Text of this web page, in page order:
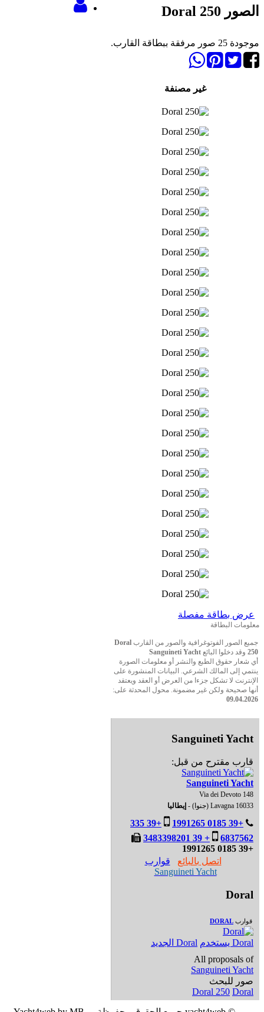
الصور Doral 250
موجودة 25 صور مرفقة ببطاقة القارب.
غير مصنفة
عرض بطاقة مفصلة
معلومات البطاقة
جميع الصور الفوتوغرافية والصور من القارب Doral
250 وقد دخلوا البائع Sanguineti Yacht
أي شعار حقوق الطبع والنشر أو معلومات الصورة
ينتمي إلى المالك الشرعي. البيانات المنشورة على
الإنترنت لا تشكل جزءا من العرض أو العقد ويعتقد
أنها صحيحة ولكن غير مضمونة. محول المحدثة على:
09.04.2026
Sanguineti Yacht
قارب مقترح من قبل:
Sanguineti Yacht
Via dei Devoto 148
16033 Lavagna (جنوا) -
إيطاليا
+39 0185 1991265
+39 335
6837562
+ 39 3483398201
+39 0185 1991265
اتصل بالبائع
قوارب
Sanguineti Yacht
Doral
قوارب DORAL
Doral يستخدم
Doral الجديد
All proposals of
Sanguineti Yacht
صور للبحث
Doral 250 Doral